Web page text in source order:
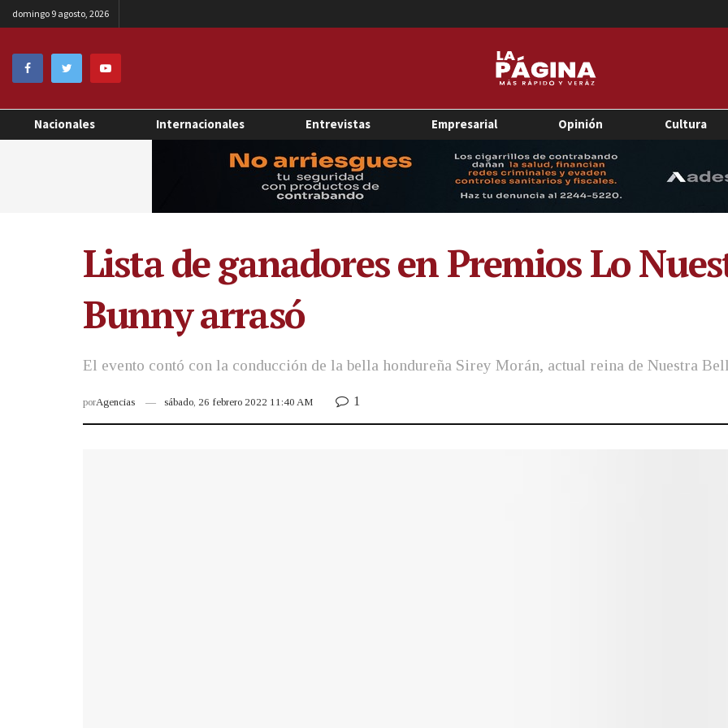
domingo 9 agosto, 2026
Nacionales Internacionales Entrevistas Empresarial Opinión Cultura
Lista de ganadores en Premios Lo
Bunny arrasó
El evento contó con la conducción de la bella hondureña Sirey Morán, actual reina de Nuestra
porAgencias sábado, 26 febrero 2022 11:40 AM 1